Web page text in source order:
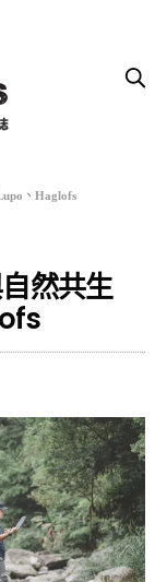
、Haglofs
然共生